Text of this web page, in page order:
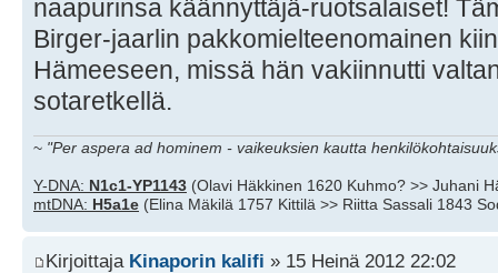
naapurinsa käännyttäjä-ruotsalaiset!
Birger-jaarlin pakkomielteenomainen
Hämeeseen, missä hän vakiinnutti
sotaretkellä.
~ "Per aspera ad hominem - vaikeuksien kautta
Y-DNA: N1c1-YP1143 (Olavi Häkkinen 1620 Kuhmo? >> Juhani
mtDNA: H5a1e (Elina Mäkilä 1757 Kittilä >> Riitta Sassali 1843
Kirjoittaja Kinaporin kalifi » 15 Heinä 2012 22:02